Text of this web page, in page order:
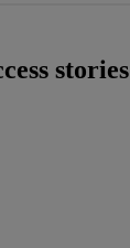
stories